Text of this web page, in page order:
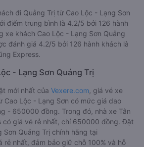
đi Quảng Trị từ Cao Lộc - Lạng Sơn
điểm trung bình là 4.2/5 bởi 126 hành
xe khách Cao Lộc - Lạng Sơn Quảng
đánh giá 4.2/5 bởi 126 hành khách là
Express.
- Lạng Sơn Quảng Trị
mới nhất của Vexere.com , giá vé xe
Cao Lộc - Lạng Sơn có mức giá dao
- 650000 đồng. Trong đó, nhà xe Tân
có giá vé rẻ nhất, chỉ 650000 đồng. Đặt
Sơn Quảng Trị chính hãng tại
rẻ nhất, đảm bảo giữ chỗ 100% và hỗ